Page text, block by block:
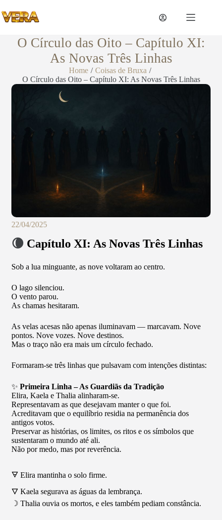
O Círculo das Oito – Capítulo XI:
As Novas Três Linhas
Home / Coisas de Bruxa /
O Círculo das Oito – Capítulo XI: As Novas Três Linhas
22/04/2025
🌘 Capítulo XI: As Novas Três Linhas
Sob a lua minguante, as nove voltaram ao centro.
O lago silenciou.
O vento parou.
As chamas hesitaram.
As velas acesas não apenas iluminavam — marcavam. Nove
pontos. Nove vozes. Nove destinos.
Mas o traço não era mais um círculo fechado.
Formaram-se três linhas que pulsavam com intenções distintas:
✨ Primeira Linha – As Guardiãs da Tradição
Elira, Kaela e Thalia alinharam-se.
Representavam as que desejavam manter o que foi.
Acreditavam que o equilíbrio residia na permanência dos
antigos votos.
Preservar as histórias, os limites, os ritos e os símbolos que
sustentaram o mundo até ali.
Não por medo, mas por reverência.
🜃 Elira mantinha o solo firme.
🜄 Kaela segurava as águas da lembrança.
☽ Thalia ouvia os mortos, e eles também pediam constância.